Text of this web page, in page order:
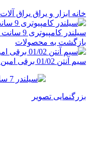
خانه ابزار و یراق یراق آلات
سیلندر کامپیوتری 9 سانت زبانه وسط مغزی قفل
بازگشت به محصولات
سیم آنتن 01/02 برقی امین مغز مس
بزرگنمایی تصویر